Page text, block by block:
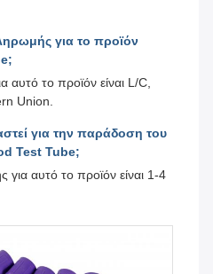
για το προϊόν
αυτό το προϊόν είναι L/C,
Union.
για την παράδοση του
Test Tube;
αυτό το προϊόν είναι 1-4